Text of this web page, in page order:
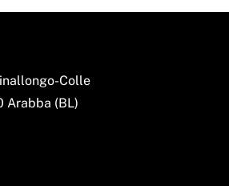
Colle
Arabba (BL)